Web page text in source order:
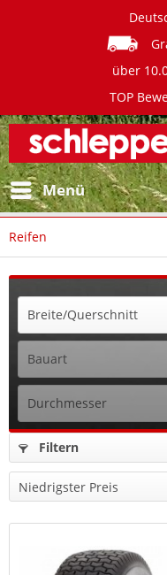
über
TOP
Menü
Reifen
Filtern